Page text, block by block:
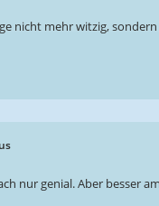
nicht mehr witzig,
nur genial. Aber besser